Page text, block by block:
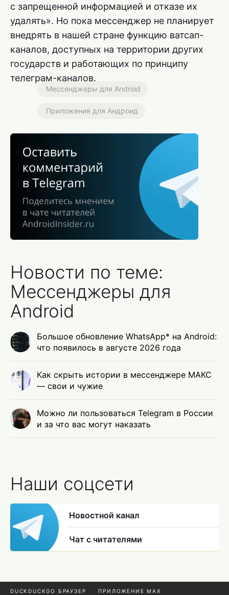
с запрещенной информацией и отказе их
удалять». Но пока мессенджер не планирует
внедрять в нашей стране функцию ватсап-
каналов, доступных на территории других
государств и работающих по принципу
телеграм-каналов.
Мессенджеры для Android
Приложения для Андроид
Новости по теме:
Мессенджеры для
Android
Большое обновление WhatsApp* на Android:
что появилось в августе 2026 года
Как скрыть истории в мессенджере МАКС
— свои и чужие
Можно ли пользоваться Telegram в России
и за что вас могут наказать
Наши соцсети
Новостной канал
Чат с читателями
DUCKDUCKGO БРАУЗЕР ПРИЛОЖЕНИЕ MAX